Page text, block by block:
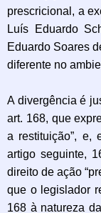
prescricional, a
Luís Eduardo
Eduardo Soares
diferente no
A divergência é
art. 168, que
a restituição”, e,
artigo seguinte,
direito de ação
que o legislador
168 à natureza